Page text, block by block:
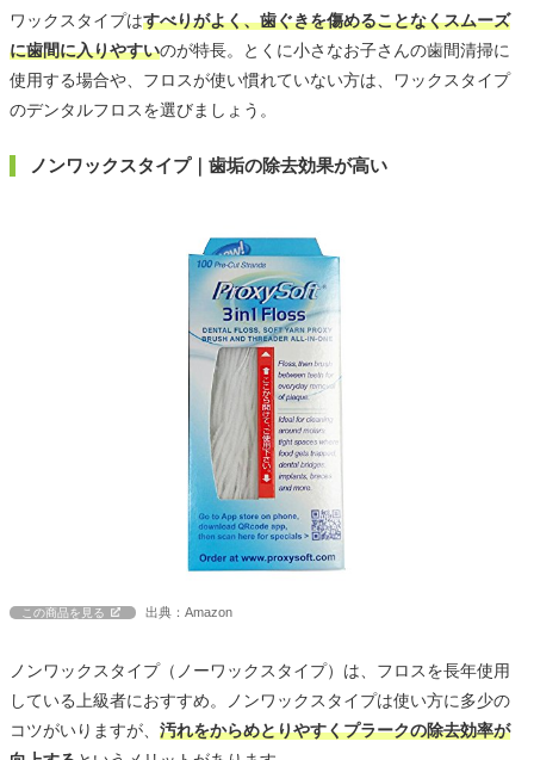
ワックスタイプはすべりがよく、歯ぐきを傷めることなくスムーズ
に歯間に入りやすいのが特長。とくに小さなお子さんの歯間清掃に
使用する場合や、フロスが使い慣れていない方は、ワックスタイプ
のデンタルフロスを選びましょう。
ノンワックスタイプ｜歯垢の除去効果が高い
この商品を見る 出典：Amazon
ノンワックスタイプ（ノーワックスタイプ）は、フロスを長年使用
している上級者におすすめ。ノンワックスタイプは使い方に多少の
コツがいりますが、 汚れをからめとりやすくプラークの除去効率が